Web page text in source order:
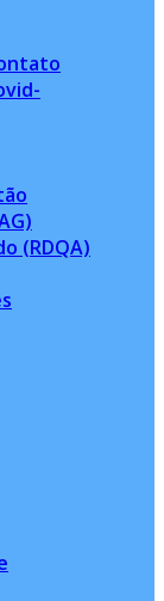
(RDQA)